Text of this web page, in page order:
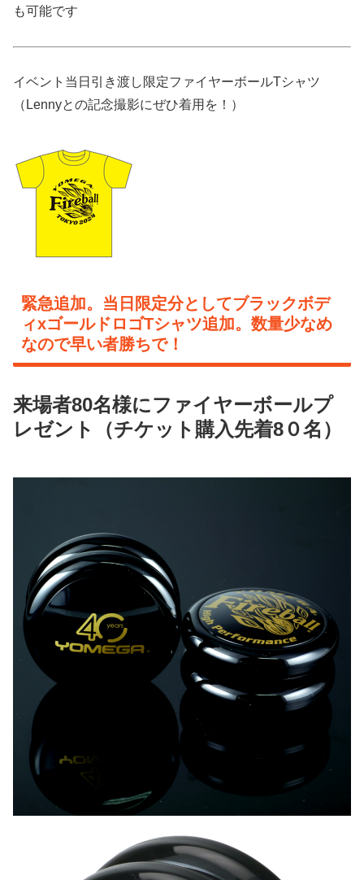
も可能です
イベント当日引き渡し限定ファイヤーボールTシャツ
（Lennyとの記念撮影にぜひ着用を！）
緊急追加。当日限定分としてブラックボデ
ィxゴールドロゴTシャツ追加。数量少なめ
なので早い者勝ちで！
来場者80名様にファイヤーボールプ
レゼント（チケット購入先着8０名）